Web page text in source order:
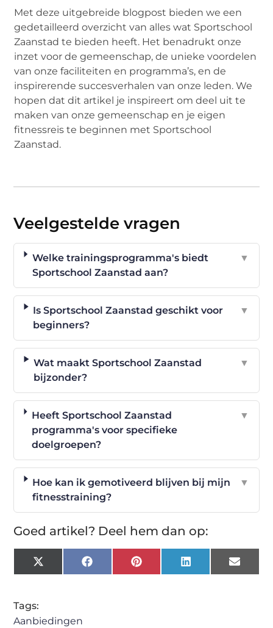
Met deze uitgebreide blogpost bieden we een
gedetailleerd overzicht van alles wat Sportschool
Zaanstad te bieden heeft. Het benadrukt onze
inzet voor de gemeenschap, de unieke voordelen
van onze faciliteiten en programma’s, en de
inspirerende succesverhalen van onze leden. We
hopen dat dit artikel je inspireert om deel uit te
maken van onze gemeenschap en je eigen
fitnessreis te beginnen met Sportschool
Zaanstad.
Veelgestelde vragen
Welke trainingsprogramma's biedt
Sportschool Zaanstad aan?
▼
Is Sportschool Zaanstad geschikt voor
beginners?
▼
Wat maakt Sportschool Zaanstad
bijzonder?
▼
Heeft Sportschool Zaanstad
programma's voor specifieke
doelgroepen?
▼
Hoe kan ik gemotiveerd blijven bij mijn
fitnesstraining?
▼
Goed artikel? Deel hem dan op:
X
(Twitter)
FacebookPinterest LinkedIn Email
Tags:
Aanbiedingen